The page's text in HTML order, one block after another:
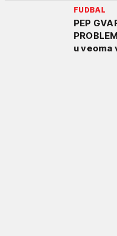
FUDBAL
PEP
u veoma